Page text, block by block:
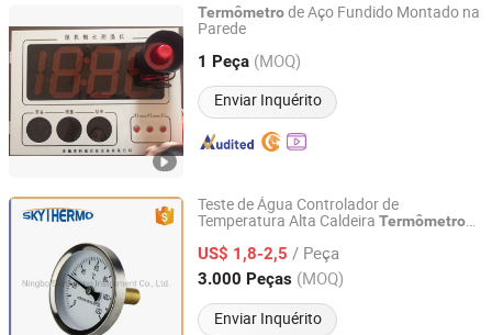
Termômetrode Aço Fundido Montado na
Parede
1 Peça (MOQ)
Enviar Inquérito
Xinji Kexin Metallurgical Equipment Co., Ltd.
Hebei, China Desde 2018
Teste de Água Controlador de
Temperatura Alta Caldeira Termômetro
US$ 1,8-2,5 / Peça
3.000 Peças (MOQ)
Enviar Inquérito
Ningbo Skythermo Instrument Co., Ltd.
Zhejiang, China Desde 2022